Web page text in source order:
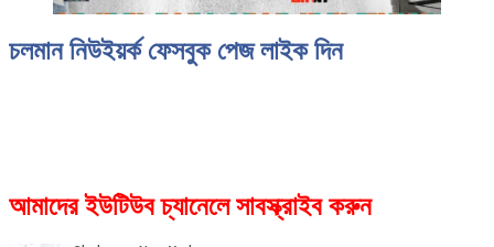
চলমান নিউইয়র্ক ফেসবুক পেজ লাইক দিন
আমাদের ইউটিউব চ্যানেলে সাবস্ক্রাইব করুন